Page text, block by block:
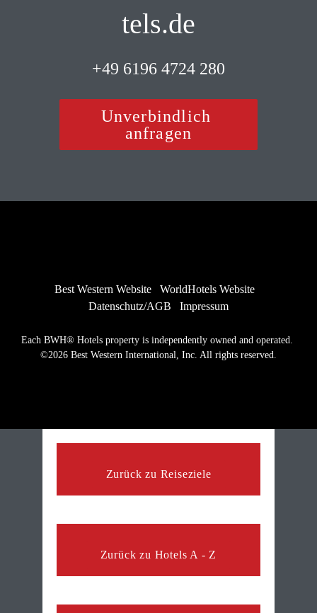
Zurück zu Reiseziele
Zurück zu Hotels A - Z
tels.de
+49 6196 4724 280
Unverbindlich
anfragen
Best Western Website
WorldHotels Website
Datenschutz/AGB
Impressum
Each BWH® Hotels property is independently owned and operated.
©2026 Best Western International, Inc. All rights reserved.